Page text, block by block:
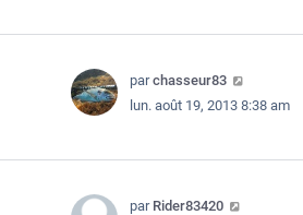
parchasseur83
lun. août 19, 2013 8:38 am
par Rider83420